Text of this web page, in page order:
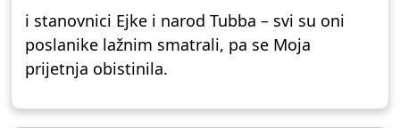
i stanovnici Ejke i narod Tubba – svi su oni
poslanike lažnim smatrali, pa se Moja
prijetnja obistinila.